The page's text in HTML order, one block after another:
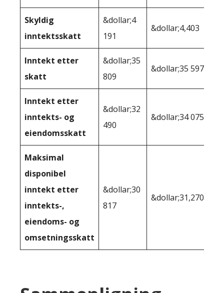
Skyldig
inntektsskatt
&dollar;4
191
&dollar;4,403
Inntekt etter
skatt
&dollar;35
809
&dollar;35 597
Inntekt etter
inntekts- og
eiendomsskatt
&dollar;32
490
&dollar;34 075
Maksimal
disponibel
inntekt etter
inntekts-,
eiendoms- og
omsetningsskatt
&dollar;30
817
&dollar;31,270